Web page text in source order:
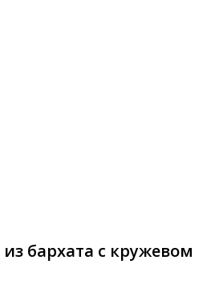
бархата с кружевом